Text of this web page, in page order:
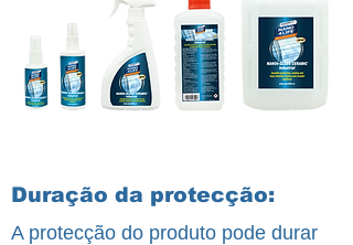
Duração da protecção:
A protecção do produto pode durar